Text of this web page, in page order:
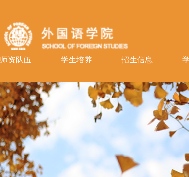
师资队伍 学生培养 招生信息